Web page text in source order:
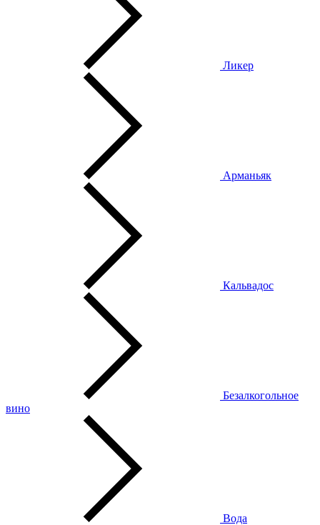
Ликер
Арманьяк
Кальвадос
Безалкогольное
вино
Вода